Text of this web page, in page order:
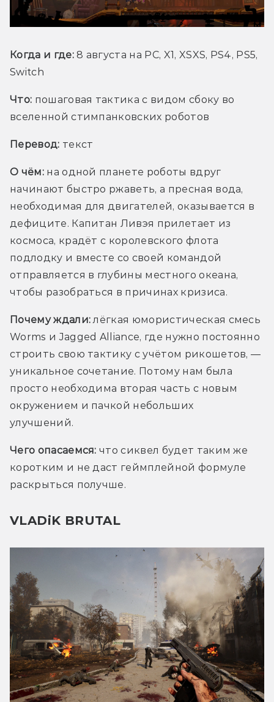
Когда и где: 8 августа на PC, X1, XSXS, PS4, PS5,
Switch
Что: пошаговая тактика с видом сбоку во
вселенной стимпанковских роботов
Перевод: текст
О чём: на одной планете роботы вдруг
начинают быстро ржаветь, а пресная вода,
необходимая для двигателей, оказывается в
дефиците. Капитан Ливэя прилетает из
космоса, крадёт с королевского флота
подлодку и вместе со своей командой
отправляется в глубины местного океана,
чтобы разобраться в причинах кризиса.
Почему ждали: лёгкая юмористическая смесь
Worms и Jagged Alliance, где нужно постоянно
строить свою тактику с учётом рикошетов, —
уникальное сочетание. Потому нам была
просто необходима вторая часть с новым
окружением и пачкой небольших
улучшений.
Чего опасаемся: что сиквел будет таким же
коротким и не даст геймплейной формуле
раскрыться получше.
VLADiK BRUTAL